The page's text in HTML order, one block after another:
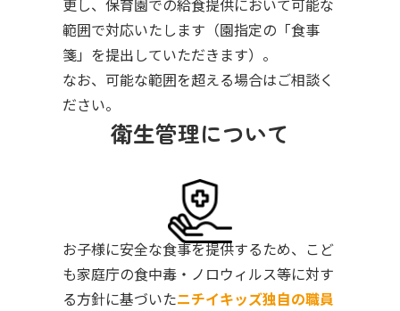
更し、保育園での給食提供において可能な
範囲で対応いたします（園指定の「食事
箋」を提出していただきます）。
なお、可能な範囲を超える場合はご相談く
ださい。
衛生管理について
お子様に安全な食事を提供するため、こど
も家庭庁の食中毒・ノロウィルス等に対す
る方針に基づいたニチイキッズ独自の職員